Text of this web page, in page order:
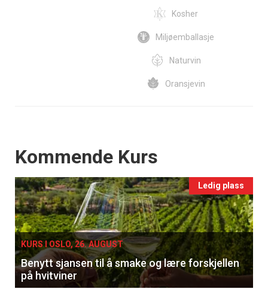
Kosher
Miljøemballasje
Naturvin
Oransjevin
Events
Kommende Kurs
Ledig plass
KURS I OSLO, 26. AUGUST
Benytt sjansen til å smake og lære forskjellen
på hvitviner